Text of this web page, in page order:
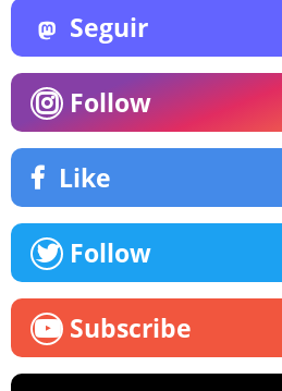
Seguir
Follow
Like
Follow
Subscribe